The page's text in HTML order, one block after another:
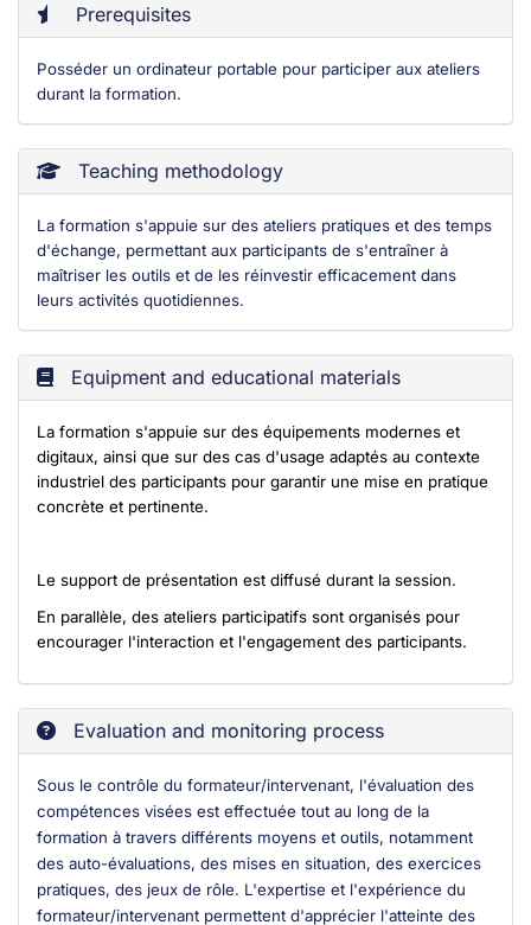
Prerequisites
Posséder un ordinateur portable pour participer aux ateliers
durant la formation.
Teaching methodology
La formation s'appuie sur des ateliers pratiques et des temps
d'échange, permettant aux participants de s'entraîner à
maîtriser les outils et de les réinvestir efficacement dans
leurs activités quotidiennes.
Equipment and educational materials
La formation s'appuie sur des équipements modernes et
digitaux, ainsi que sur des cas d'usage adaptés au contexte
industriel des participants pour garantir une mise en pratique
concrète et pertinente.
Le support de présentation est diffusé durant la session.
En parallèle, des ateliers participatifs sont organisés pour
encourager l'interaction et l'engagement des participants.
Evaluation and monitoring process
Sous le contrôle du formateur/intervenant, l'évaluation des
compétences visées est effectuée tout au long de la
formation à travers différents moyens et outils, notamment
des auto-évaluations, des mises en situation, des exercices
pratiques, des jeux de rôle. L'expertise et l'expérience du
formateur/intervenant permettent d'apprécier l'atteinte des